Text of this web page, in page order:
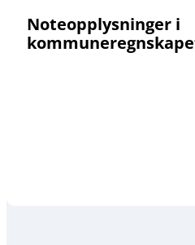
Noteopplysninger i